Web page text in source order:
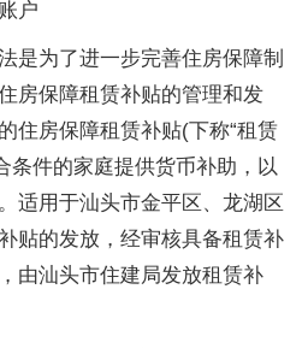
户
是为了进一步完善住房保障制
房保障租赁补贴的管理和发
住房保障租赁补贴(下称“租赁
条件的家庭提供货币补助，以
适用于汕头市金平区、龙湖区
贴的发放，经审核具备租赁补
由汕头市住建局发放租赁补